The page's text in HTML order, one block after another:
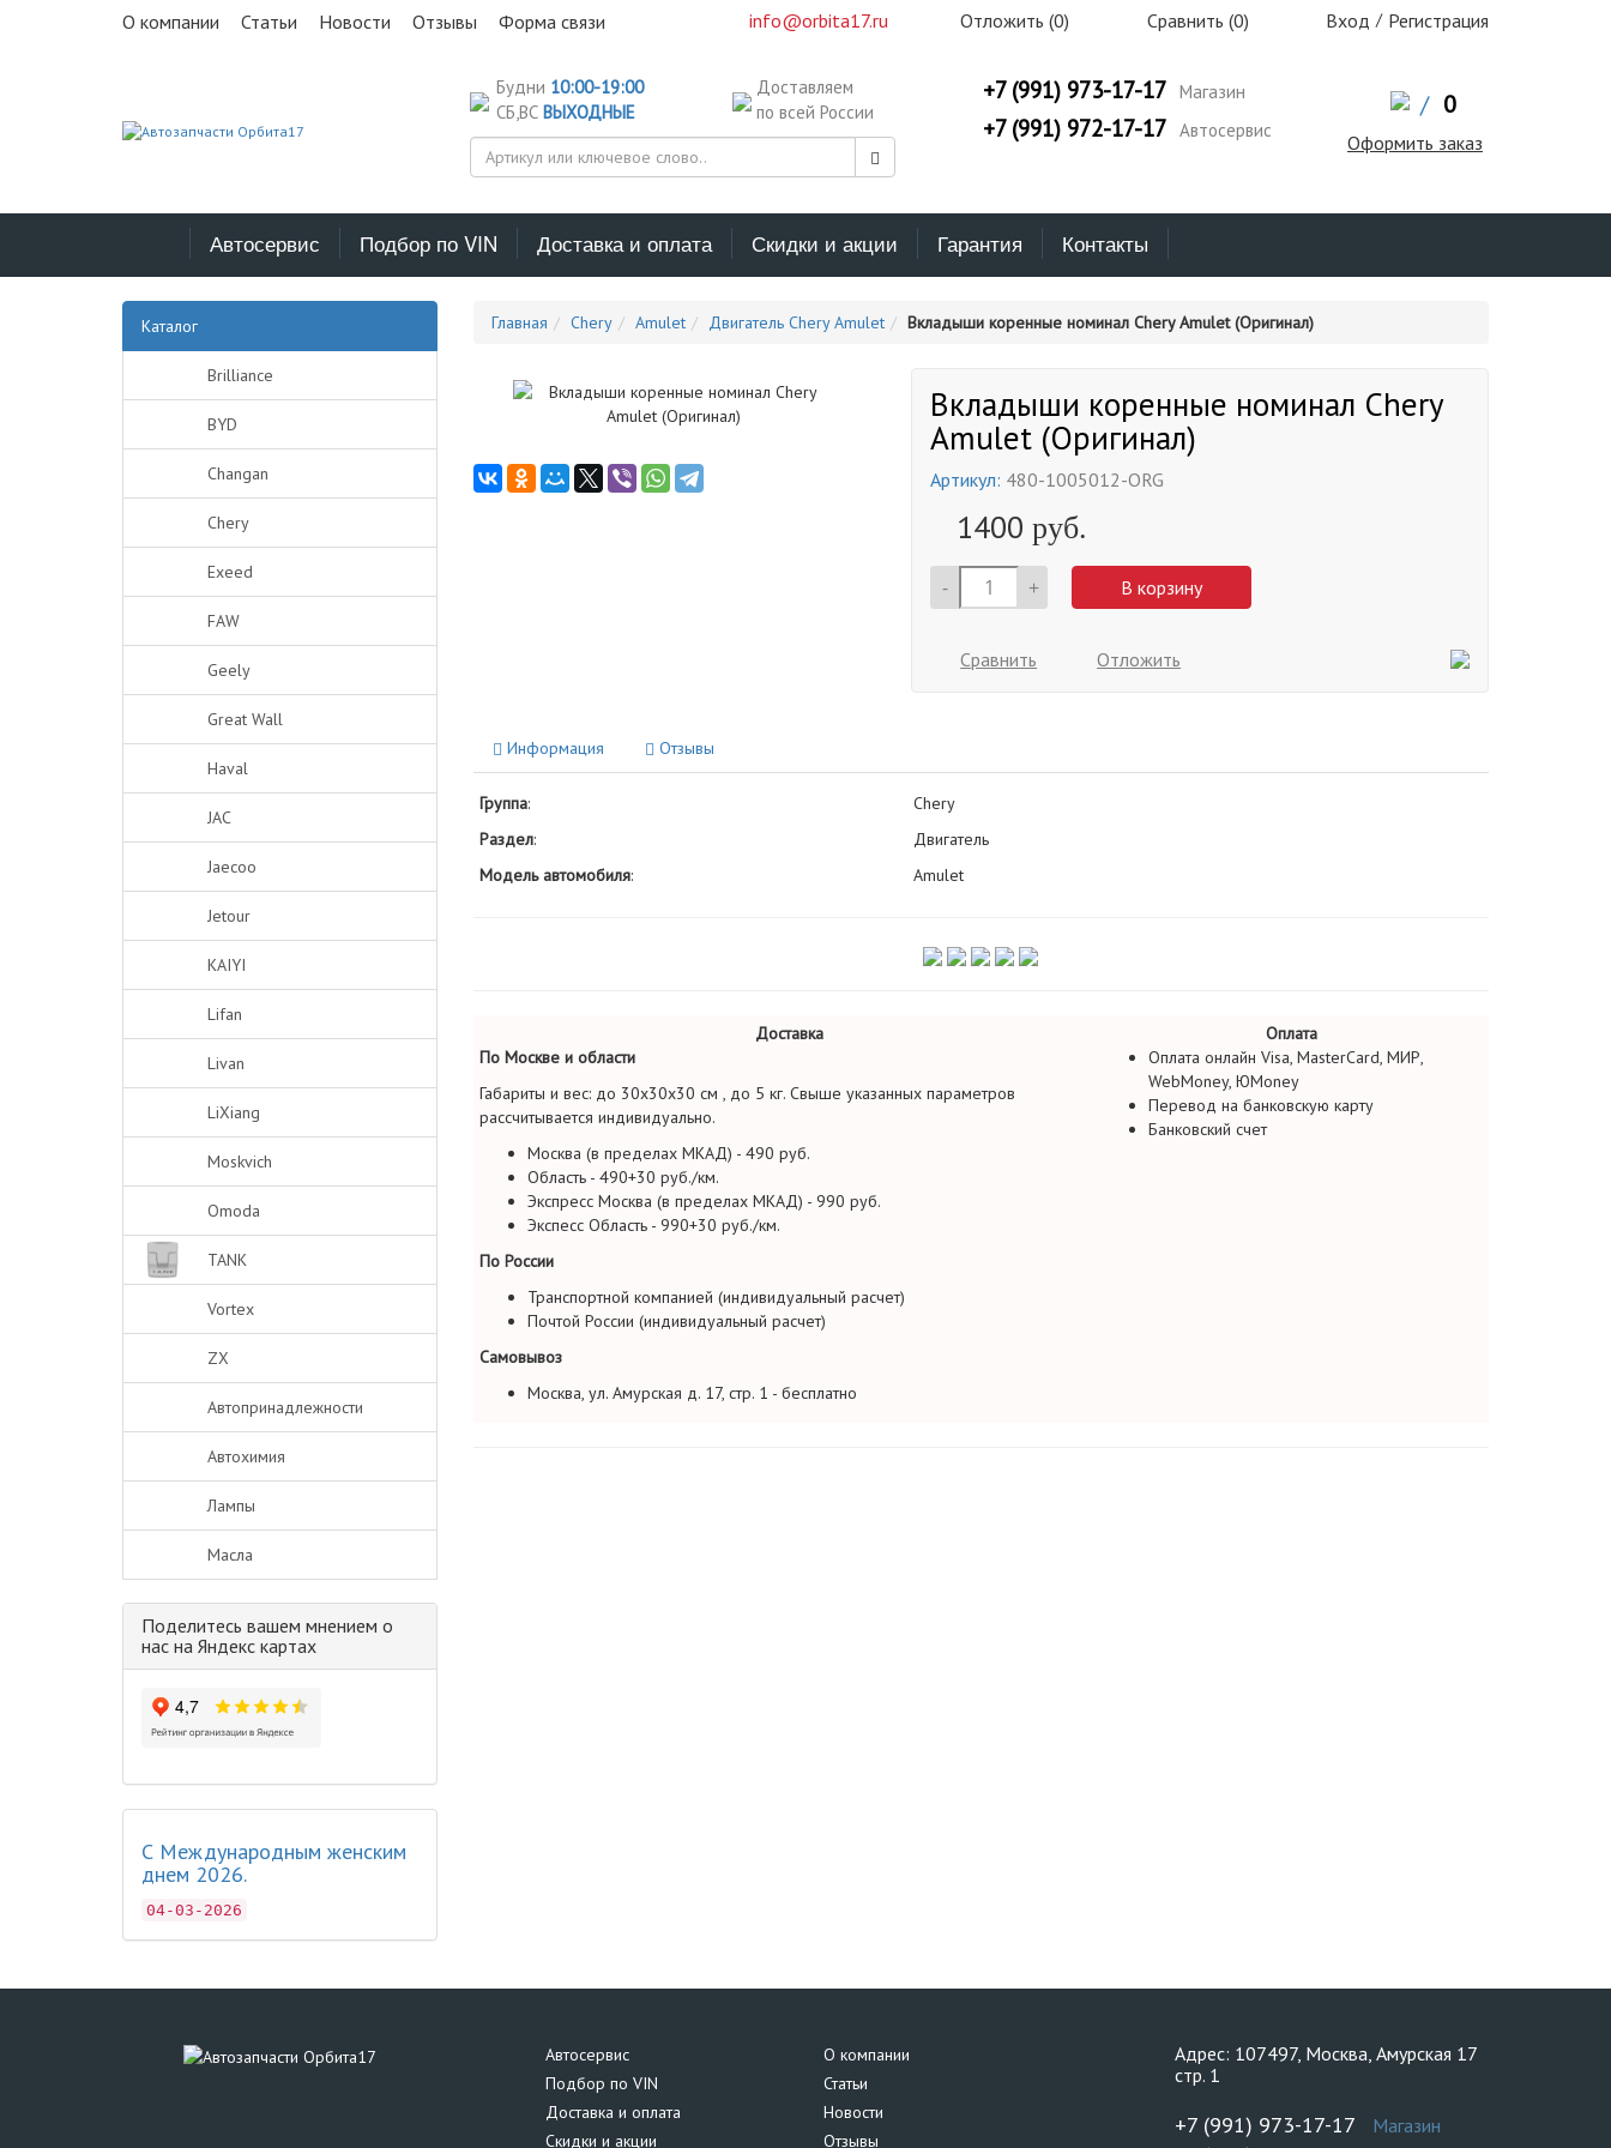
О компании Статьи Новости Отзывы Форма связи info@orbita17.ru Отложить (0) Сравнить (0) Вход / Регистрация
Будни 10:00-19:00
СБ,ВС ВЫХОДНЫЕ
Доставляем
по всей России
+7 (991) 973-17-17 Магазин
+7 (991) 972-17-17 Автосервис
/ 0
Оформить заказ
Автосервис Подбор по VIN Доставка и оплата Скидки и акции Гарантия Контакты
Каталог
Brilliance
BYD
Changan
Chery
Exeed
FAW
Geely
Great Wall
Haval
JAC
Jaecoo
Jetour
KAIYI
Lifan
Livan
LiXiang
Moskvich
Omoda
TANK
Vortex
ZX
Автопринадлежности
Автохимия
Лампы
Масла
Поделитесь вашем мнением о
нас на Яндекс картах
С Международным женским
днем 2026.
04-03-2026
Главная Chery Amulet Двигатель Chery Amulet Вкладыши коренные номинал Chery Amulet (Оригинал)
Вкладыши коренные номинал Chery
Amulet (Оригинал)
Артикул: 480-1005012-ORG
1400 руб.
- + В корзину
Сравнить Отложить
Информация Отзывы
Группа:
Chery
Раздел:
Двигатель
Модель автомобиля: Amulet
Доставка
Оплата
По Москве и области
Габариты и вес: до 30х30х30 см , до 5 кг. Свыше указанных параметров
рассчитывается индивидуально.
Москва (в пределах МКАД) - 490 руб.
Область - 490+30 руб./км.
Экспресс Москва (в пределах МКАД) - 990 руб.
Экспесс Область - 990+30 руб./км.
По России
Транспортной компанией (индивидуальный расчет)
Почтой России (индивидуальный расчет)
Самовывоз
Москва, ул. Амурская д. 17, стр. 1 - бесплатно
Оплата онлайн Visa, MasterCard, МИР,
WebMoney, ЮMoney
Перевод на банковскую карту
Банковский счет
Автосервис
Подбор по VIN
Доставка и оплата
Скидки и акции
О компании
Статьи
Новости
Отзывы
Адрес: 107497, Москва, Амурская 17
стр. 1
+7 (991) 973-17-17 Магазин